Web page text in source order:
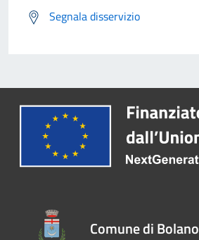
Segnala disservizio
Comune di Bolano